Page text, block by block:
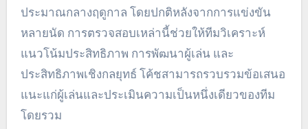
การประเมินทักษะ และการฝึกซ้อมสร้างทีมเพื่อกำหนด
ฐานสำหรับฤดูกาล
พิจารณากำหนดการประเมินอย่างน้อยสองถึงสี่สัปดาห์
ก่อนฤดูกาลเริ่มต้น ซึ่งจะช่วยให้มีเวลาในการแก้ไข
ปัญหาที่ระบุและดำเนินการปรับเปลี่ยนการฝึกซ้อมที่